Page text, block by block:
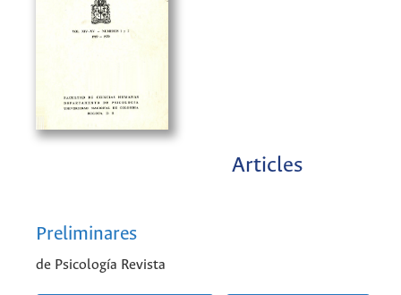
Articles
Preliminares
de Psicología Revista